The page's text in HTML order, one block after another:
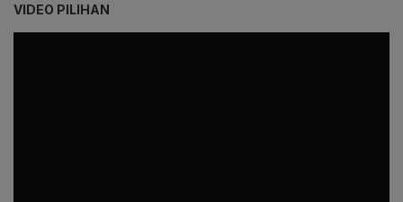
VIDEO PILIHAN